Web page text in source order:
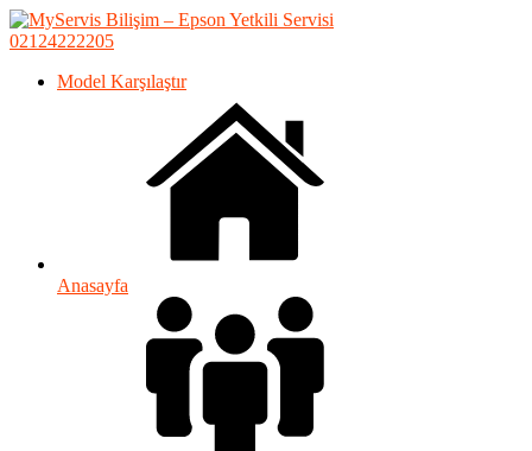
02124222205
Model Karşılaştır
Anasayfa